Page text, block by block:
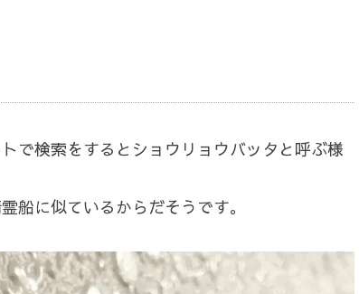
で検索をするとショウリョウバッタと呼ぶ様
船に似ているからだそうです。